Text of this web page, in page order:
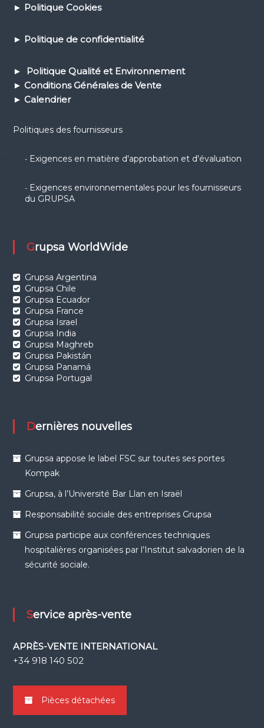
► Politique Cookies
► Politique de confidentialité
► Politique Qualité et Environnement
► Conditions Générales de Vente
► Calendrier
Politiques des fournisseurs
- Exigences en matière d'approbation et d'évaluation
- Exigences environnementales pour les fournisseurs
du GRUPSA
Grupsa WorldWide
Grupsa Argentina
Grupsa Chile
Grupsa Ecuador
Grupsa France
Grupsa Israel
Grupsa India
Grupsa Maghreb
Grupsa Pakistán
Grupsa Panamá
Grupsa Portugal
Dernières nouvelles
Grupsa appose le label FSC sur toutes ses portes
Kompak
Grupsa, à l’Université Bar Llan en Israël
Responsabilité sociale des entreprises Grupsa
Grupsa participe aux conférences techniques
hospitalières organisées par l’Institut salvadorien de la
sécurité sociale.
Service après-vente
APRÈS-VENTE INTERNATIONAL
+34 918 140 502
Pièces détachées